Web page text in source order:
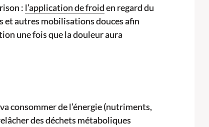
: l’application de froiden regard du
et autres mobilisations douces afin
une fois que la douleur aura
consommer de l’énergie (nutriments,
des déchets métaboliques